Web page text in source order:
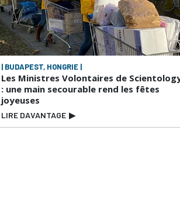
| BUDAPEST, HONGRIE |
Les Ministres Volontaires de
: une main secourable rend les fêtes
joyeuses
LIRE DAVANTAGE ▶